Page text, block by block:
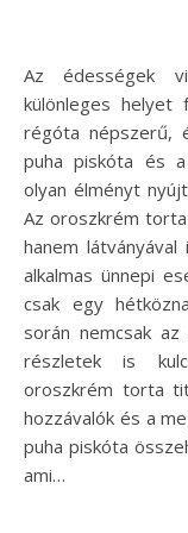
Az édességek világában az oroszkrém torta egy
különleges helyet
régóta népszerű,
puha piskóta és
olyan élményt
Az oroszkrém
hanem
alkalmas ünnepi
csak egy
során nemcsak
részletek is
oroszkrém torta
hozzávalók és a
puha piskóta
ami…